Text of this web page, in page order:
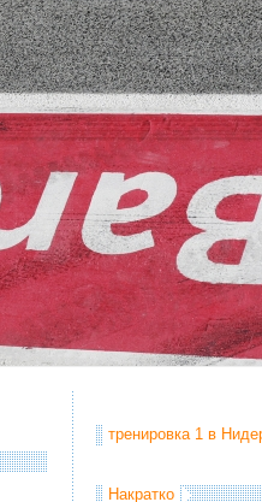
тренировка 1 в
Накратко